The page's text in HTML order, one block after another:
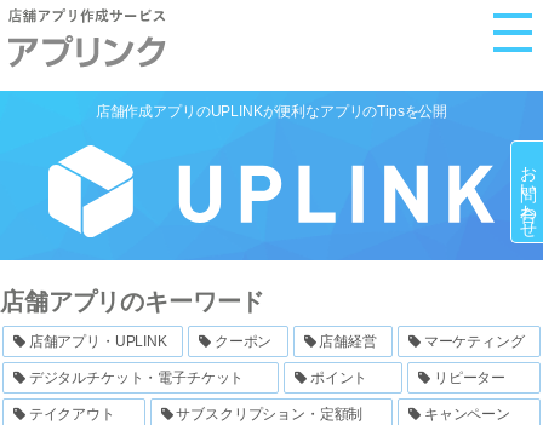
M
お問い合わせ
店舗作成アプリのUPLINKが便利なアプリのTipsを公開
店舗アプリのキーワード
店舗アプリ・UPLINK クーポン 店舗経営 マーケティング
デジタルチケット・電子チケット ポイント リピーター
テイクアウト サブスクリプション・定額制 キャンペーン